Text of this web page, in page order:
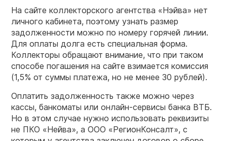
На сайте коллекторского агентства «Нэйва» нет
личного кабинета, поэтому узнать размер
задолженности можно по номеру горячей линии.
Для оплаты долга есть специальная форма.
Коллекторы обращают внимание, что при таком
способе погашения на сайте взимается комиссия
(1,5% от суммы платежа, но не менее 30 рублей).
Оплатить задолженность также можно через
кассы, банкоматы или онлайн-сервисы банка ВТБ.
Но в этом случае нужно использовать реквизиты
не ПКО «Нейва», а ООО «РегионКонсалт», с